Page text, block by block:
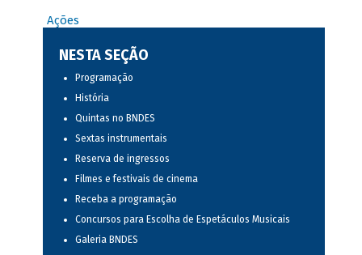
Ações
NESTA SEÇÃO
Programação
História
Quintas no BNDES
Sextas instrumentais
Reserva de ingressos
Filmes e festivais de cinema
Receba a programação
Concursos para Escolha de Espetáculos Musicais
Galeria BNDES